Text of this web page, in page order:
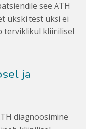
see ATH
ükski test üksi ei
terviklikul kliinilisel
ja
diagnoosimine